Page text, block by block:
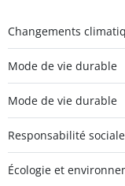
Changements
Mode de vie durable
Mode de vie durable
Responsabilité
Écologie et